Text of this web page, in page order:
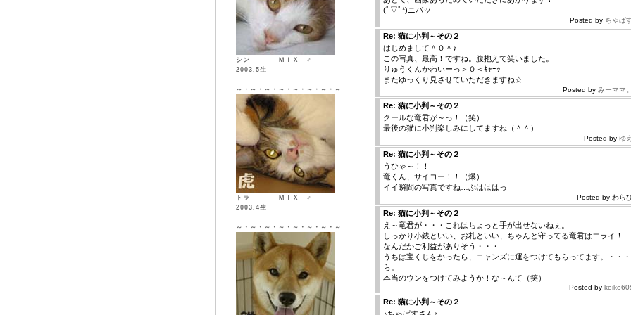
シン ＭＩＸ ♂
2003.5生
～・～・～・～・～・～・～・～
トラ ＭＩＸ ♂
2003.4生
～・～・～・～・～・～・～・～
(ﾟ▽ﾟ*)ニパッ
Posted by ちゃぱ
Re: 猫に小判～その２
はじめまして＾０＾♪
この写真、最高！ですね。腹抱えて笑いました。
りゅうくんかわいーっ＞０＜ｷｬｰｯ
またゆっくり見させていただきますね☆
Posted by みーママ
Re: 猫に小判～その２
クールな竜君が～っ！（笑）
最後の猫に小判楽しみにしてますね（＾＾）
Posted by ゆ
Re: 猫に小判～その２
うひゃ～！！
竜くん、サイコー！！（爆）
イイ瞬間の写真ですね…ぷはははっ
Posted by わら
Re: 猫に小判～その２
え～竜君が・・・これはちょっと手が出せないねぇ。
しっかり小銭といい、お札といい、ちゃんと守ってる竜君はエライ！
なんだかご利益がありそう・・・
うちは宝くじをかったら、ニャンズに運をつけてもらってます。・・
ら。
本当のウンをつけてみようか！な～んて（笑）
Posted by
Re: 猫に小判～その２